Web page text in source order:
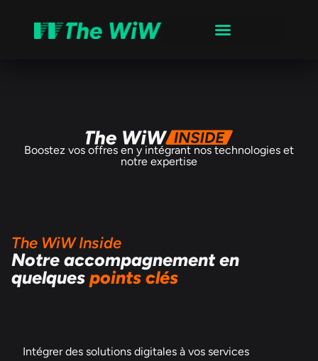
Boostez vos offres en y intégrant nos technologies et
notre expertise
The WiW Inside
Notre accompagnement en
quelques points clés
Intégrer des solutions digitales à vos services